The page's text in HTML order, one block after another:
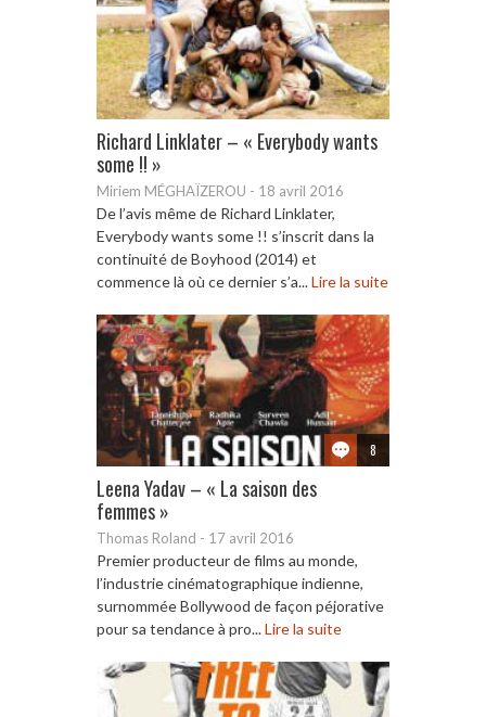
Richard Linklater – « Everybody wants
some !! »
Miriem MÉGHAÏZEROU - 18 avril 2016
De l’avis même de Richard Linklater,
Everybody wants some !! s’inscrit dans la
continuité de Boyhood (2014) et
commence là où ce dernier s’a...Lire la suite
8
Leena Yadav – « La saison des
femmes »
Thomas Roland - 17 avril 2016
Premier producteur de films au monde,
l’industrie cinématographique indienne,
surnommée Bollywood de façon péjorative
pour sa tendance à pro...Lire la suite